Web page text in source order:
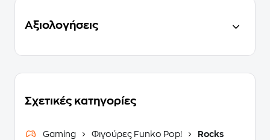
Αξιολογήσεις
Σχετικές κατηγορίες
Gaming Φιγούρες Funko Pop! Rocks